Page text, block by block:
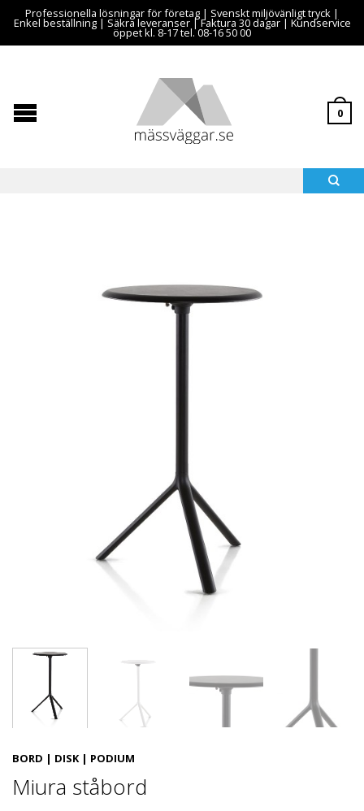
Professionella lösningar för företag | Svenskt miljövänligt tryck |
Enkel beställning | Säkra leveranser | Faktura 30 dagar | Kundservice
öppet kl. 8-17 tel. 08-16 50 00
0
BORD | DISK | PODIUM
Miura ståbord